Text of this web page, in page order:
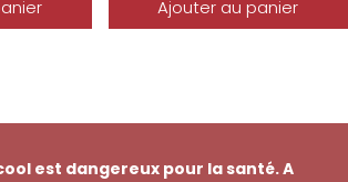
Ajouter au panier
est dangereux pour la santé. A